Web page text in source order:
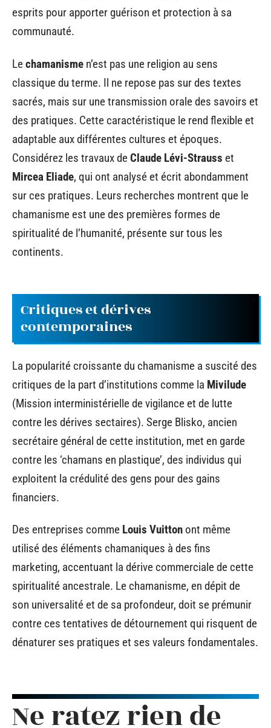
esprits pour apporter guérison et protection à sa
communauté.
Lechamanisme n’est pas une religion au sens
classique du terme. Il ne repose pas sur des textes
sacrés, mais sur une transmission orale des savoirs et
des pratiques. Cette caractéristique le rend flexible et
adaptable aux différentes cultures et époques.
Considérez les travaux deClaude Lévi-Strauss et
Mircea Eliade, qui ont analysé et écrit abondamment
sur ces pratiques. Leurs recherches montrent que le
chamanisme est une des premières formes de
spiritualité de l’humanité, présente sur tous les
continents.
Critiques et dérives
contemporaines
La popularité croissante du chamanisme a suscité des
critiques de la part d’institutions comme la Mivilude
(Mission interministérielle de vigilance et de lutte
contre les dérives sectaires). Serge Blisko, ancien
secrétaire général de cette institution, met en garde
contre les ‘chamans en plastique’, des individus qui
exploitent la crédulité des gens pour des gains
financiers.
Des entreprises comme Louis Vuitton ont même
utilisé des éléments chamaniques à des fins
marketing, accentuant la dérive commerciale de cette
spiritualité ancestrale. Le chamanisme, en dépit de
son universalité et de sa profondeur, doit se prémunir
contre ces tentatives de détournement qui risquent de
dénaturer ses pratiques et ses valeurs fondamentales.
Ne ratez rien de